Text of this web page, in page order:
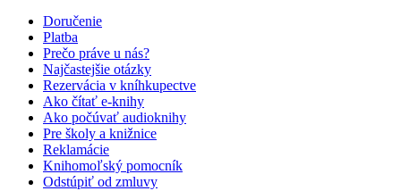
Doručenie
Platba
Prečo práve u nás?
Najčastejšie otázky
Rezervácia v kníhkupectve
Ako čítať e-knihy
Ako počúvať audioknihy
Pre školy a knižnice
Reklamácie
Knihomoľský pomocník
Odstúpiť od zmluvy